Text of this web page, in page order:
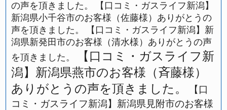
の声を頂きました。
【口コミ・ガスライフ新潟】
新潟県小千谷市のお客様（佐藤様）ありがとうの
声を頂きました。
【口コミ・ガスライフ新潟】新
潟県新発田市のお客様（清水様）ありがとうの声
を頂きました。
【口コミ・ガスライフ新
潟】新潟県燕市のお客様（斉藤様）
ありがとうの声を頂きました。
【口
コミ・ガスライフ新潟】新潟県見附市のお客様